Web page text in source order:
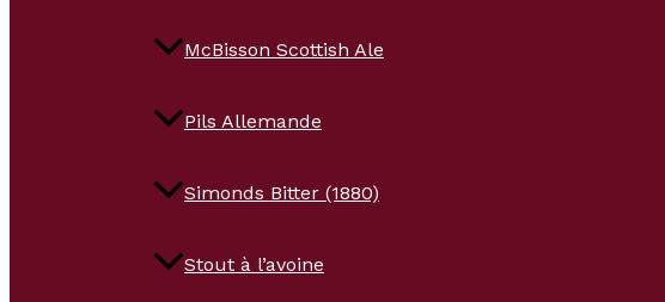
McBisson Scottish Ale
Pils Allemande
Simonds Bitter (1880)
Stout à l’avoine